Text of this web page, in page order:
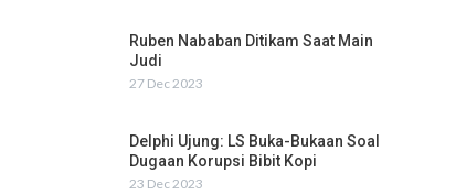
Ruben Nababan Ditikam Saat Main
Judi
27 Dec 2023
Delphi Ujung: LS Buka-Bukaan Soal
Dugaan Korupsi Bibit Kopi
23 Dec 2023